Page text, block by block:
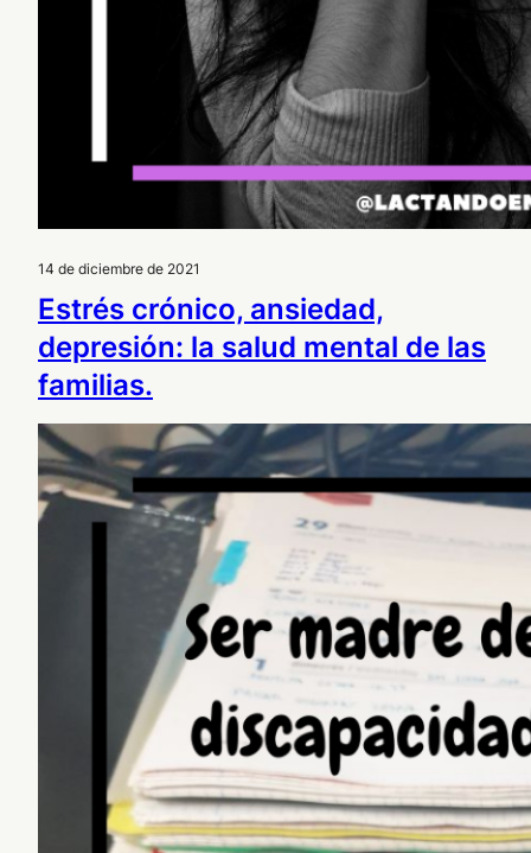
14 de diciembre de 2021
Estrés crónico, ansiedad,
depresión: la salud mental de las
familias.